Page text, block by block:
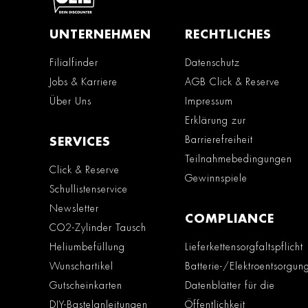
UNTERNEHMEN
Filialfinder
Jobs & Karriere
Über Uns
SERVICES
Click & Reserve
Schullistenservice
Newsletter
CO2-Zylinder Tausch
Heliumbefüllung
Wunschartikel
Gutscheinkarten
DIY-Bastelanleitungen
RECHTLICHES
Datenschutz
AGB Click & Reserve
Impressum
Erklärung zur
Barrierefreiheit
Teilnahmebedingungen
Gewinnspiele
COMPLIANCE
Lieferkettensorgfaltspflicht
Batterie-/Elektroentsorgung
Datenblätter für die
Öffentlichkeit